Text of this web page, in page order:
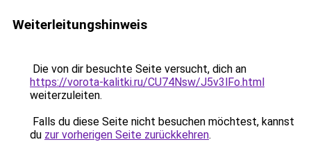
Weiterleitungshinweis
Die von dir besuchte Seite versucht, dich an
https://vorota-kalitki.ru/CU74Nsw/J5v3lFo.html
weiterzuleiten.
Falls du diese Seite nicht besuchen möchtest, kannst
du zur vorherigen Seite zurückkehren.